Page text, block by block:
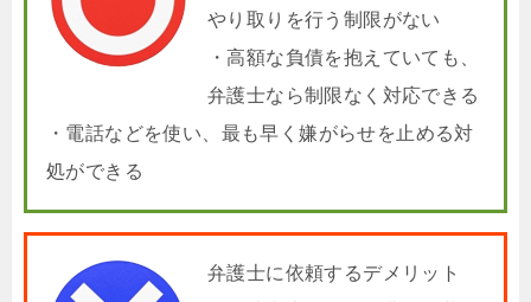
やり取りを行う制限がない
・高額な負債を抱えていても、
弁護士なら制限なく対応できる
・電話などを使い、最も早く嫌がらせを止める対
処ができる
弁護士に依頼するデメリット